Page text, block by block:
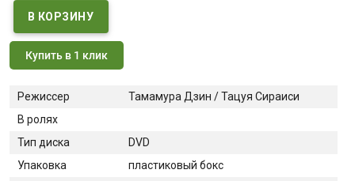
Купить в 1 клик
Режиссер
Тамамура Дзин / Тацуя Сираиси
В ролях
Тип диска
DVD
Упаковка
пластиковый бокс